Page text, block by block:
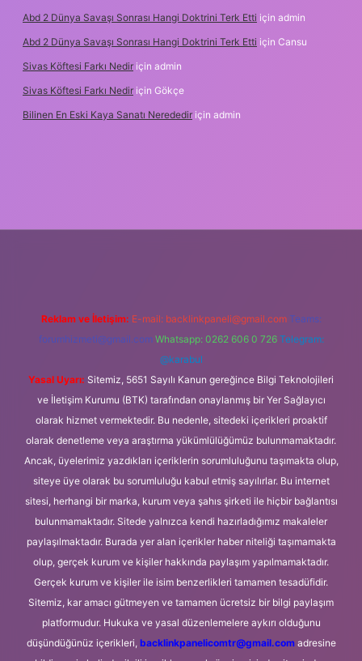
Abd 2 Dünya Savaşı Sonrası Hangi Doktrini Terk Etti için admin
Abd 2 Dünya Savaşı Sonrası Hangi Doktrini Terk Etti için Cansu
Sivas Köftesi Farkı Nedir için admin
Sivas Köftesi Farkı Nedir için Gökçe
Bilinen En Eski Kaya Sanatı Nerededir için admin
Reklam ve İletişim: E-mail: backlinkpaneli@gmail.com Teams:
forumhizmeti@gmail.com Whatsapp: 0262 606 0 726 Telegram:
@karabul
Yasal Uyarı: Sitemiz, 5651 Sayılı Kanun gereğince Bilgi Teknolojileri
ve İletişim Kurumu (BTK) tarafından onaylanmış bir Yer Sağlayıcı
olarak hizmet vermektedir. Bu nedenle, sitedeki içerikleri proaktif
olarak denetleme veya araştırma yükümlülüğümüz bulunmamaktadır.
Ancak, üyelerimiz yazdıkları içeriklerin sorumluluğunu taşımakta olup,
siteye üye olarak bu sorumluluğu kabul etmiş sayılırlar. Bu internet
sitesi, herhangi bir marka, kurum veya şahıs şirketi ile hiçbir bağlantısı
bulunmamaktadır. Sitede yalnızca kendi hazırladığımız makaleler
paylaşılmaktadır. Burada yer alan içerikler haber niteliği taşımamakta
olup, gerçek kurum ve kişiler hakkında paylaşım yapılmamaktadır.
Gerçek kurum ve kişiler ile isim benzerlikleri tamamen tesadüfidir.
Sitemiz, kar amacı gütmeyen ve tamamen ücretsiz bir bilgi paylaşım
platformudur. Hukuka ve yasal düzenlemelere aykırı olduğunu
düşündüğünüz içerikleri, backlinkpanelicomtr@gmail.comadresine